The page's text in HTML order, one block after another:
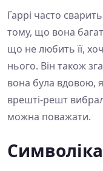
Гаррі часто
тому, що вона
що не любить її,
нього. Він також
вона була вдовою,
врешті-решт
можна поважати.